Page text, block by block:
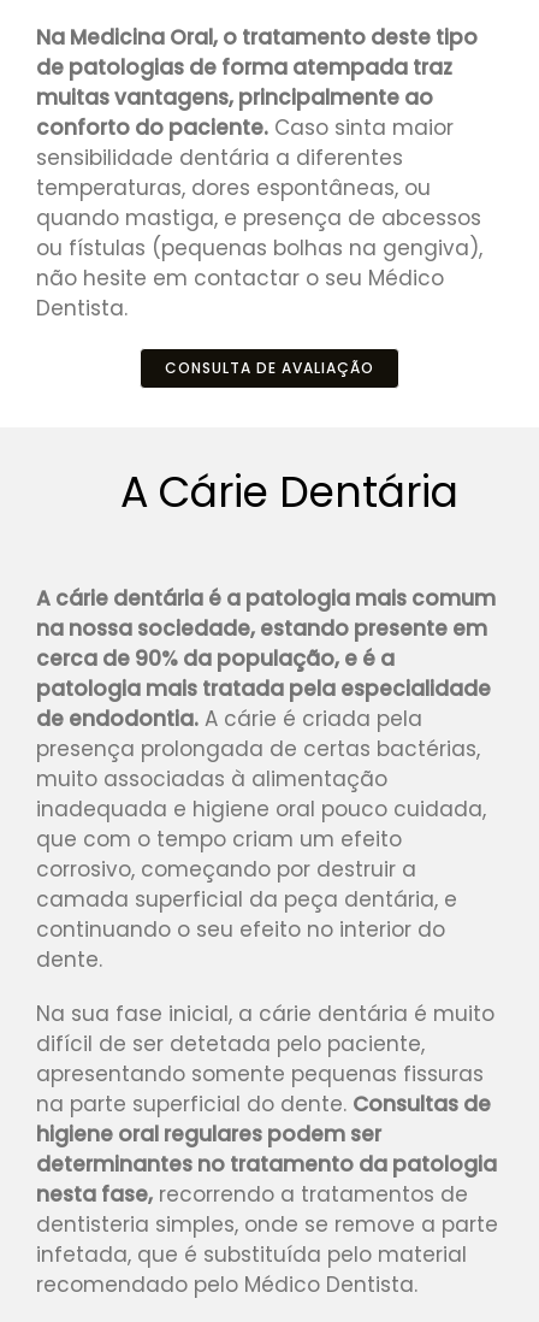
Na Medicina Oral, o tratamento deste tipo
de patologias de forma atempada traz
muitas vantagens, principalmente ao
conforto do paciente.Caso sinta maior
sensibilidade dentária a diferentes
temperaturas, dores espontâneas, ou
quando mastiga, e presença de abcessos
ou fístulas (pequenas bolhas na gengiva),
não hesite em contactar o seu Médico
Dentista.
CONSULTA DE AVALIAÇÃO
A Cárie Dentária
A cárie dentária é a patologia mais comum
na nossa sociedade, estando presente em
cerca de 90% da população, e é a
patologia mais tratada pela especialidade
de endodontia.A cárie é criada pela
presença prolongada de certas bactérias,
muito associadas à alimentação
inadequada e higiene oral pouco cuidada,
que com o tempo criam um efeito
corrosivo, começando por destruir a
camada superficial da peça dentária, e
continuando o seu efeito no interior do
dente.
Na sua fase inicial, a cárie dentária é muito
difícil de ser detetada pelo paciente,
apresentando somente pequenas fissuras
na parte superficial do dente. Consultas de
higiene oral regulares podem ser
determinantes no tratamento da patologia
nesta fase,recorrendo a tratamentos de
dentisteria simples,onde se remove a parte
infetada, que é substituída pelo material
recomendado pelo Médico Dentista.